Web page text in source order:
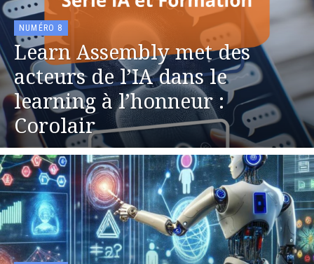
NUMÉRO 8
Learn Assembly met des
acteurs de l’IA dans le
learning à l’honneur :
Corolair